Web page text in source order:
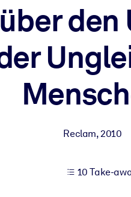
Business-Wissen.
zu optimieren.
den
Reclam,2010
10 Take-